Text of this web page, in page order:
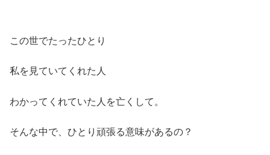
この世でたったひとり
私を見ていてくれた人
わかってくれていた人を亡くして。
そんな中で、ひとり頑張る意味があるの？